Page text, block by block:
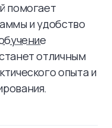
помогает
и удобство
отличным
опыта и